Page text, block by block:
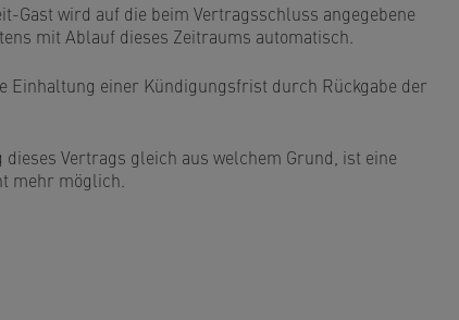
Gast wird auf die beim Vertragsschluss angegebene
mit Ablauf dieses Zeitraums automatisch.
Einhaltung einer Kündigungsfrist durch Rückgabe der
Vertrags gleich aus welchem Grund, ist eine
mehr möglich.